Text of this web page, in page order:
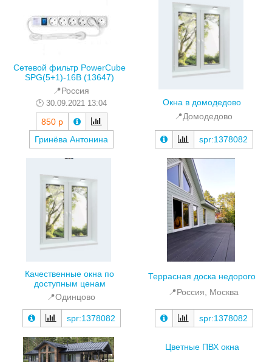
Сетевой фильтр PowerCube
SPG(5+1)-16B (13647)
📍Россия
30.09.2021 13:04
850 р
Гринёва Антонина
Окна в домодедово
📍Домодедово
spr:1378082
Качественные окна по
доступным ценам
📍Одинцово
spr:1378082
Террасная доска недорого
📍Россия, Москва
spr:1378082
Цветные ПВХ окна